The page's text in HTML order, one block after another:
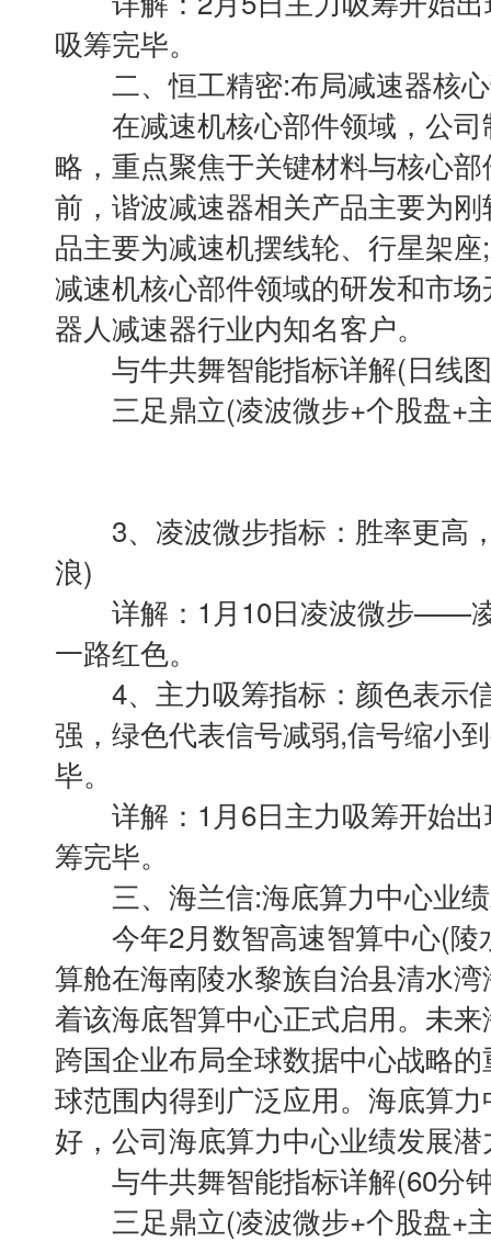
吸筹完毕。
二、恒工精密:布局减速器核
在减速机核心部件领域，公司
略，重点聚焦于关键材料与核心
前，谐波减速器相关产品主要为
品主要为减速机摆线轮、行星架
减速机核心部件领域的研发和市
器人减速器行业内知名客户。
与牛共舞智能指标详解(日线
三足鼎立(凌波微步+个股盘+
3、凌波微步指标：胜率更高
浪)
详解：1月10日凌波微步——凌
一路红色。
4、主力吸筹指标：颜色表示
强，绿色代表信号减弱,信号缩小
毕。
详解：1月6日主力吸筹开始出
筹完毕。
三、海兰信:海底算力中心业绩
今年2月数智高速智算中心(陵
算舱在海南陵水黎族自治县清水
着该海底智算中心正式启用。未
跨国企业布局全球数据中心战略
球范围内得到广泛应用。海底算
好，公司海底算力中心业绩发展
与牛共舞智能指标详解(60分
三足鼎立(凌波微步+个股盘+